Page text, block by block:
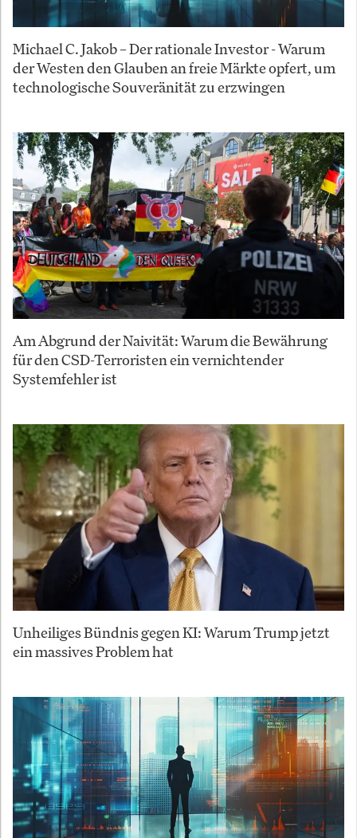
Michael C. Jakob – Der rationale Investor - Warum
der Westen den Glauben an freie Märkte opfert, um
technologische Souveränität zu erzwingen
Am Abgrund der Naivität: Warum die Bewährung
für den CSD-Terroristen ein vernichtender
Systemfehler ist
Unheiliges Bündnis gegen KI: Warum Trump jetzt
ein massives Problem hat